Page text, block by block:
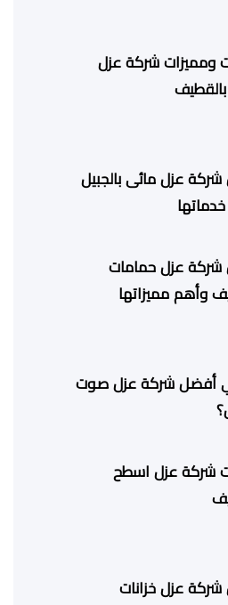
ومميزات شركة عزل
عزل مائى بالجبيل
عزل حمامات
وأهم مميزاتها
أفضل شركة عزل صوت
شركة عزل اسطح
عزل خزانات